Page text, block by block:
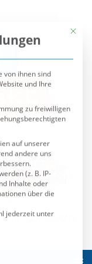
von ihnen sind
und Ihre
zu freiwilligen
auf unserer
andere uns
(z. B. IP-
Inhalte oder
über die
jederzeit unter
für die eine